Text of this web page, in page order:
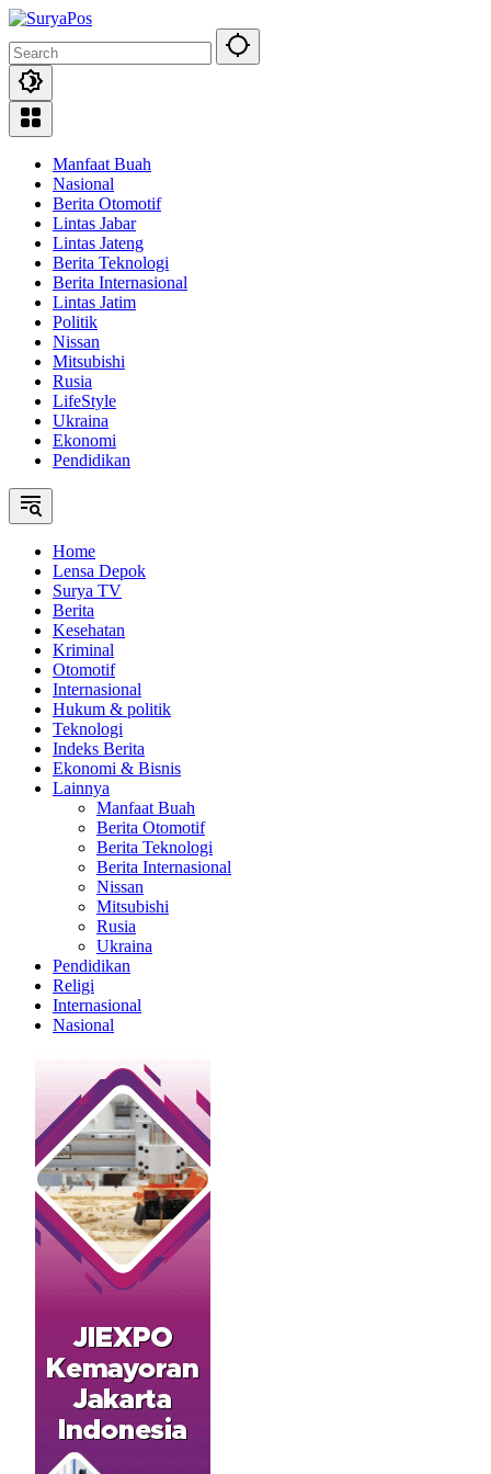
Skip
content
Manfaat Buah
Nasional
Berita Otomotif
Lintas Jabar
Lintas Jateng
Berita Teknologi
Berita Internasional
Lintas Jatim
Politik
Nissan
Mitsubishi
Rusia
LifeStyle
Ukraina
Ekonomi
Pendidikan
Home
Lensa Depok
Surya TV
Berita
Kesehatan
Kriminal
Otomotif
Internasional
Hukum & politik
Teknologi
Indeks Berita
Ekonomi & Bisnis
Lainnya
Manfaat Buah
Berita Otomotif
Berita Teknologi
Berita Internasional
Nissan
Mitsubishi
Rusia
Ukraina
Pendidikan
Religi
Internasional
Nasional